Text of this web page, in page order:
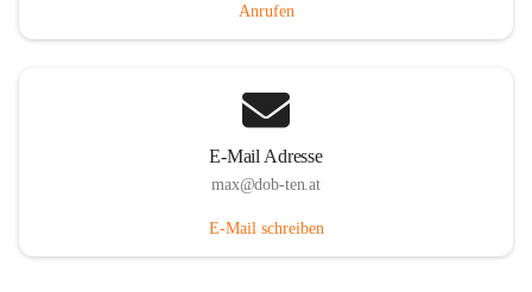
Anrufen
E-Mail Adresse
max@dob-ten.at
E-Mail schreiben